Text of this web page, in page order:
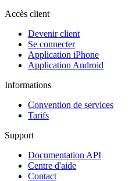
Accès client
Devenir client
Se connecter
Application iPhone
Application Android
Informations
Convention de services
Tarifs
Support
Documentation API
Centre d'aide
Contact